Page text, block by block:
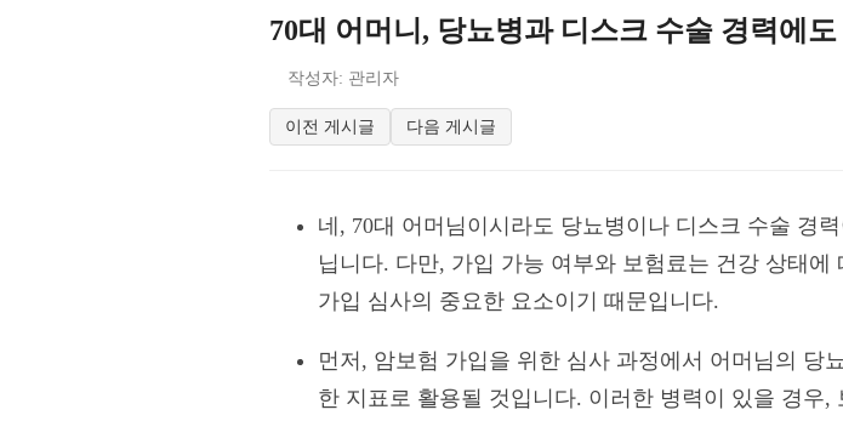
70대 어머니, 당뇨병과 디스크 수술 경력에
작성자: 관리자
이전 게시글 다음 게시글
네, 70대 어머님이시라도 당뇨병이나 디스크 수술 경
닙니다. 다만, 가입 가능 여부와 보험료는 건강 상태
가입 심사의 중요한 요소이기 때문입니다.
먼저, 암보험 가입을 위한 심사 과정에서 어머님의 당
한 지표로 활용될 것입니다. 이러한 병력이 있을 경우